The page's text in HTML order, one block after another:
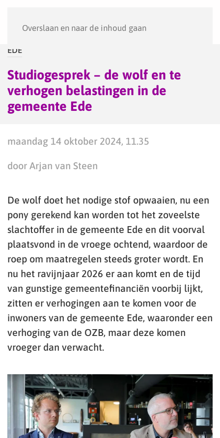
Overslaan en naar de inhoud gaan
EDE
Studiogesprek – de wolf en te
verhogen belastingen in de
gemeente Ede
maandag 14 oktober 2024, 11.35
door Arjan van Steen
De wolf doet het nodige stof opwaaien, nu een
pony gerekend kan worden tot het zoveelste
slachtoffer in de gemeente Ede en dit voorval
plaatsvond in de vroege ochtend, waardoor de
roep om maatregelen steeds groter wordt. En
nu het ravijnjaar 2026 er aan komt en de tijd
van gunstige gemeentefinanciën voorbij lijkt,
zitten er verhogingen aan te komen voor de
inwoners van de gemeente Ede, waaronder een
verhoging van de OZB, maar deze komen
vroeger dan verwacht.